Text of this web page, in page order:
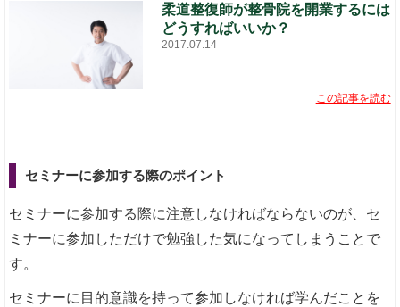
柔道整復師が整骨院を開業するには
どうすればいいか？
2017.07.14
この記事を読む
セミナーに参加する際のポイント
セミナーに参加する際に注意しなければならないのが、セ
ミナーに参加しただけで勉強した気になってしまうことで
す。
セミナーに目的意識を持って参加しなければ学んだことを